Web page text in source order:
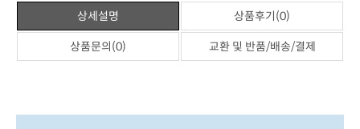
상세설명 상품후기(0)
상품문의(0) 교환 및 반품/배송/결제